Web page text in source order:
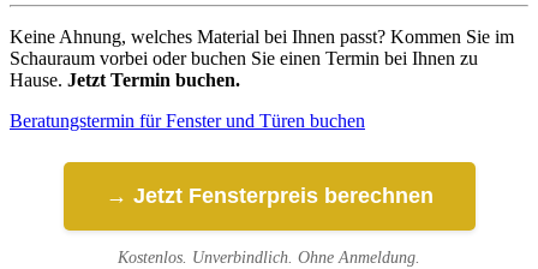
Keine Ahnung, welches Material bei Ihnen passt? Kommen Sie im
Schauraum vorbei oder buchen Sie einen Termin bei Ihnen zu
Hause. Jetzt Termin buchen.
Beratungstermin für Fenster und Türen buchen
→ Jetzt Fensterpreis berechnen
Kostenlos. Unverbindlich. Ohne Anmeldung.